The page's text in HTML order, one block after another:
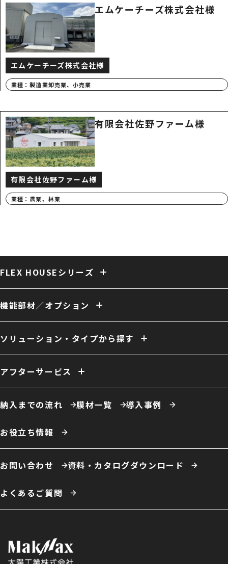
エムケーチーズ株式会社様
エムケーチーズ株式会社様
業種：製造業卸売業、小売業
有限会社佐野ファーム様
有限会社佐野ファーム様
業種： 農業、林業
FLEX HOUSEシリーズ
固定式テント倉庫 大型固定式テント倉庫
伸縮式テント倉庫
保冷・保温テント倉庫
多用途 膜構造建築
機能部材／オプション
開口／出入口 庇／側面開口 雨樋 電動シャッター
外壁
換気
ファン 照明 室内床 クレーン
ソリューション・タイプから探す
ーソリューション例
農業用倉庫
車庫・格納庫
保温・保冷対応倉庫
仮置場 室内テント
事務所・オフィス
スポーツ施設・室内運動場
室内遊戯場 展示場
エコロジー施設
テント倉庫
ハイブリッド倉庫
アフターサービス
膜材張り替え・建て替え 膜材劣化診断サービス 屋根改修
納入までの流れ 膜材一覧 導入事例
お役立ち情報
お問い合わせ 資料・カタログダウンロード
よくあるご質問